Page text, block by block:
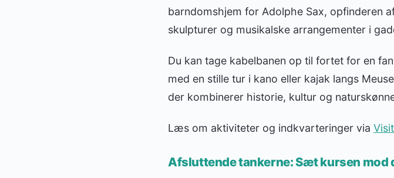
barndomshjem for Adolphe Sax, opfinderen
skulpturer og musikalske arrangementer i
Du kan tage kabelbanen op til fortet for en
med en stille tur i kano eller kajak langs
der kombinerer historie, kultur og
Læs om aktiviteter og indkvarteringer via
Afsluttende tankerne: Sæt kursen mod